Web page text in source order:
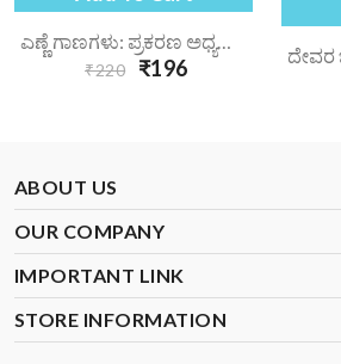
ಎಣ್ಣೆ ಗಾಣಗಳು: ಪ್ರಕರಣ ಅಧ್ಯಯನ | Enne Gaanagalu Prakarana Adhyayana
₹220 ₹196
ABOUT US
OUR COMPANY
IMPORTANT LINK
STORE INFORMATION